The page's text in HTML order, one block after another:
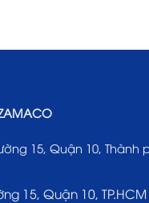
15, Quận 10, Thành
15, Quận 10, TP.HCM